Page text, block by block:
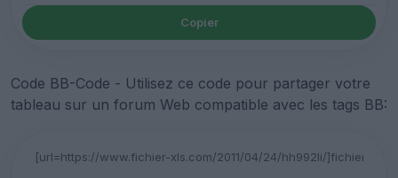
Copier
Code BB-Code - Utilisez ce code pour partager votre
tableau sur un forum Web compatible avec les tags BB: